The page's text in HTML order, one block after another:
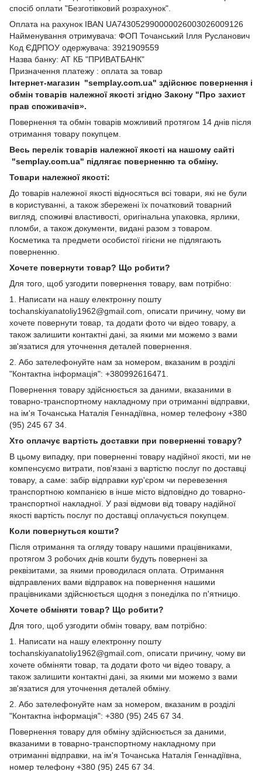
спосіб оплати "Безготівковий розрахунок".
Оплата на рахунок IBAN UA743052990000026003026009126
Найменування отримувача: ФОП Точанський Ілля Русланович
Код ЄДРПОУ одержувача: 3921909559
Назва банку: АТ КБ "ПРИВАТБАНК"
Призначення платежу : оплата за товар
Інтернет-магазин "semplay.com.ua" здійснює повернення і
обмін товарів належної якості згідно Закону "Про захист
прав споживачів».
Повернення та обмін товарів можливий протягом 14 днів після
отримання товару покупцем.
Весь перелік товарів належної якості на нашому сайті
"semplay.com.ua" підлягає поверненню та обміну.
Товари належної якості:
До товарів належної якості відносяться всі товари, які не були
в користуванні, а також збережені їх початковий товарний
вигляд, споживчі властивості, оригінальна упаковка, ярлики,
пломби, а також документи, видані разом з товаром.
Косметика та предмети особистої гігієни не підлягають
поверненню.
Хочете повернути товар? Що робити?
Для того, щоб узгодити повернення товару, вам потрібно:
1. Написати на нашу електронну пошту
tochanskiyanatoliy1962@gmail.com, описати причину, чому ви
хочете повернути товар, та додати фото чи відео товару, а
також залишити контактні дані, за якими ми можемо з вами
зв'язатися для уточнення деталей повернення.
2. Або зателефонуйте нам за номером, вказаним в розділі
"Контактна інформація": +380992616471.
Повернення товару здійснюється за даними, вказаними в
товарно-транспортному накладному при отриманні відправки,
на ім'я Точанська Наталія Геннадіївна, номер телефону +380
(95) 245 67 34.
Хто оплачує вартість доставки при поверненні товару?
В цьому випадку, при поверненні товару надійної якості, ми не
компенсуємо витрати, пов'язані з вартістю послуг по доставці
товару, а саме: забір відправки кур'єром чи перевезення
транспортною компанією в інше місто відповідно до товарно-
транспортної накладної. У разі відмови від товару надійної
якості вартість послуг по доставці оплачується покупцем.
Коли повернуться кошти?
Після отримання та огляду товару нашими працівниками,
протягом 3 робочих днів кошти будуть повернені за
реквізитами, за якими проводилася оплата. Отримання
відправлених вами відправок на повернення нашими
працівниками здійснюється щодня з понеділка по п'ятницю.
Хочете обміняти товар? Що робити?
Для того, щоб узгодити обмін товару, вам потрібно:
1. Написати на нашу електронну пошту
tochanskiyanatoliy1962@gmail.com, описати причину, чому ви
хочете обміняти товар, та додати фото чи відео товару, а
також залишити контактні дані, за якими ми можемо з вами
зв'язатися для уточнення деталей обміну.
2. Або зателефонуйте нам за номером, вказаним в розділі
"Контактна інформація": +380 (95) 245 67 34.
Повернення товару для обміну здійснюється за даними,
вказаними в товарно-транспортному накладному при
отриманні відправки, на ім'я Точанська Наталія Геннадіївна,
номер телефону +380 (95) 245 67 34.